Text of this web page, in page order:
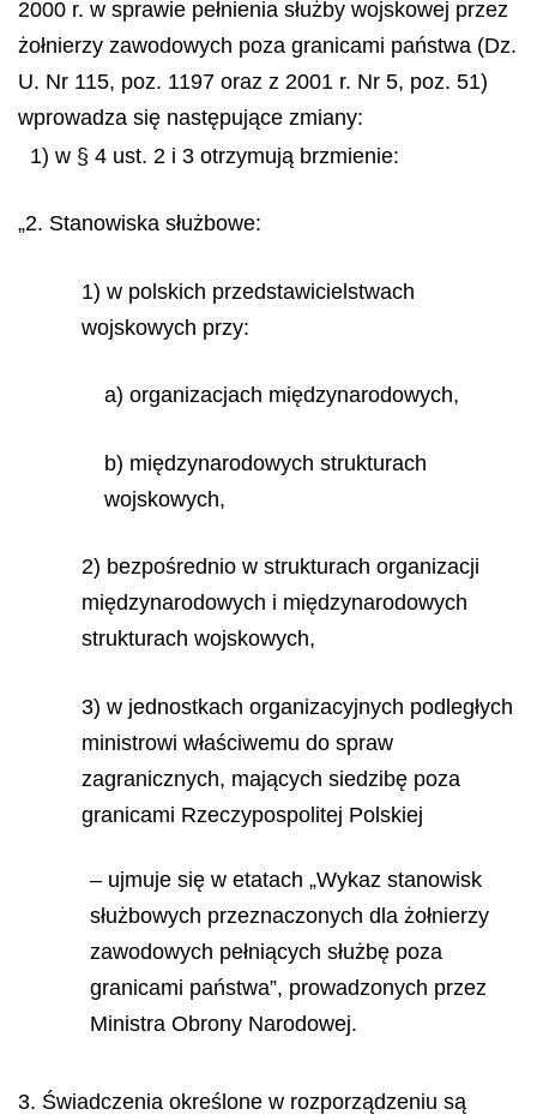
2000 r. w sprawie pełnienia służby wojskowej przez
żołnierzy zawodowych poza granicami państwa (Dz.
U. Nr 115, poz. 1197 oraz z 2001 r. Nr 5, poz. 51)
wprowadza się następujące zmiany:
1) w § 4 ust. 2 i 3 otrzymują brzmienie:
„2. Stanowiska służbowe:
1) w polskich przedstawicielstwach
wojskowych przy:
a) organizacjach międzynarodowych,
b) międzynarodowych strukturach
wojskowych,
2) bezpośrednio w strukturach organizacji
międzynarodowych i międzynarodowych
strukturach wojskowych,
3) w jednostkach organizacyjnych podległych
ministrowi właściwemu do spraw
zagranicznych, mających siedzibę poza
granicami Rzeczypospolitej Polskiej
– ujmuje się w etatach „Wykaz stanowisk
służbowych przeznaczonych dla żołnierzy
zawodowych pełniących służbę poza
granicami państwa”, prowadzonych przez
Ministra Obrony Narodowej.
3. Świadczenia określone w rozporządzeniu są